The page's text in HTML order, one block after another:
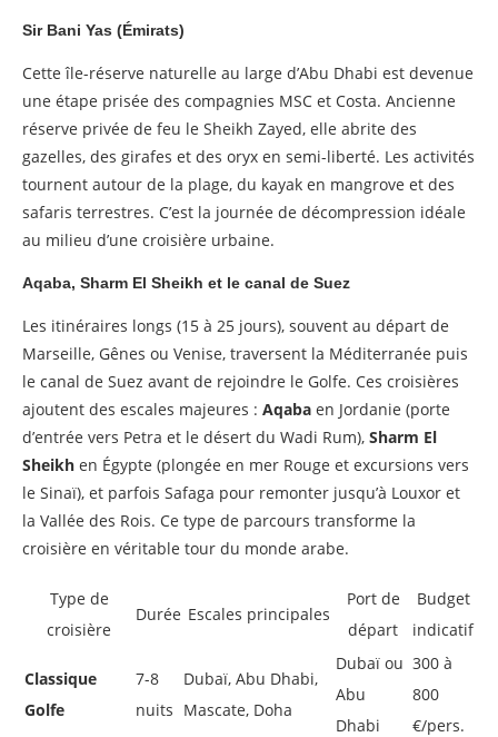
Sir Bani Yas (Émirats)
Cette île-réserve naturelle au large d’Abu Dhabi est devenue
une étape prisée des compagnies MSC et Costa. Ancienne
réserve privée de feu le Sheikh Zayed, elle abrite des
gazelles, des girafes et des oryx en semi-liberté. Les activités
tournent autour de la plage, du kayak en mangrove et des
safaris terrestres. C’est la journée de décompression idéale
au milieu d’une croisière urbaine.
Aqaba, Sharm El Sheikh et le canal de Suez
Les itinéraires longs (15 à 25 jours), souvent au départ de
Marseille, Gênes ou Venise, traversent la Méditerranée puis
le canal de Suez avant de rejoindre le Golfe. Ces croisières
ajoutent des escales majeures : Aqaba en Jordanie (porte
d’entrée vers Petra et le désert du Wadi Rum), Sharm El
Sheikh en Égypte (plongée en mer Rouge et excursions vers
le Sinaï), et parfois Safaga pour remonter jusqu’à Louxor et
la Vallée des Rois. Ce type de parcours transforme la
croisière en véritable tour du monde arabe.
Type de
croisière
Durée Escales principales
Port de
départ
Budget
indicatif
Classique
Golfe
7-8
nuits
Dubaï, Abu Dhabi,
Mascate, Doha
Dubaï ou
Abu
Dhabi
300 à
800
€/pers.